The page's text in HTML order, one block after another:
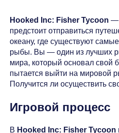
Hooked Inc: Fisher Tycoon —
предстоит отправиться
океану, где существуют
рыбы. Вы — один из лучших
мира, который основал свой
пытается выйти на мировой
Получится ли осуществить
Игровой процесс
В Hooked Inc: Fisher Tycoon